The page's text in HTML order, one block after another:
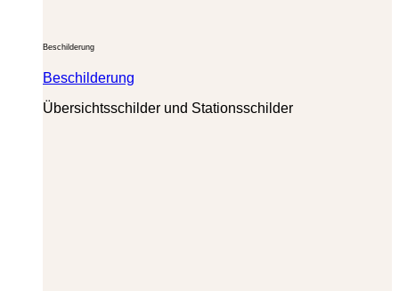
Beschilderung
Beschilderung
Übersichtsschilder und Stationsschilder